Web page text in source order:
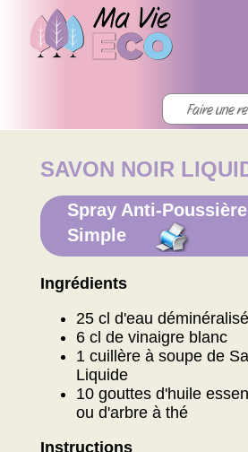
SAVON NOIR
Spray Anti-
Simple
Ingrédients
25 cl d'eau
6 cl de vinaigre blanc
1 cuillère à soupe de
Liquide
10 gouttes d'huile
ou d'arbre à thé
Instructions